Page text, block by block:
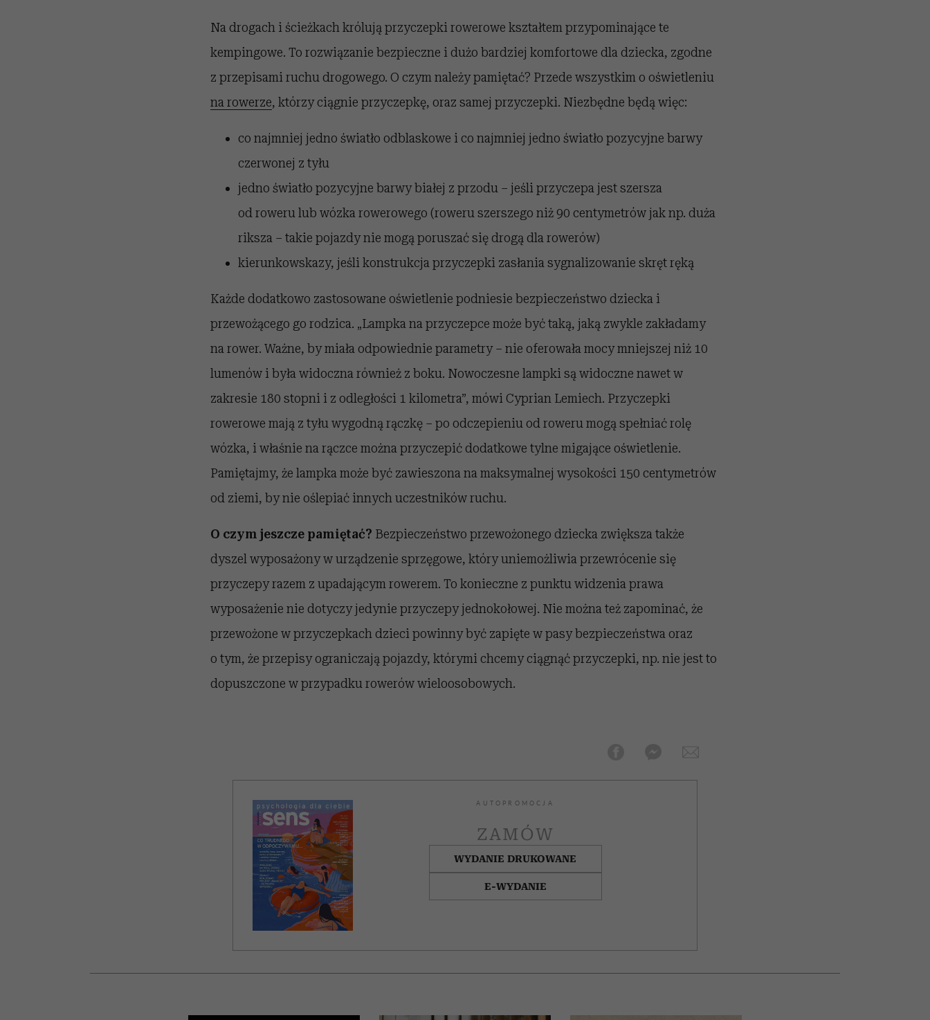
Na drogach i ścieżkach królują przyczepki rowerowe kształtem przypominające te
kempingowe. To rozwiązanie bezpieczne i dużo bardziej komfortowe dla dziecka, zgodne
z przepisami ruchu drogowego. O czym należy pamiętać? Przede wszystkim o oświetleniu
na rowerze, którzy ciągnie przyczepkę, oraz samej przyczepki. Niezbędne będą więc:
co najmniej jedno światło odblaskowe i co najmniej jedno światło pozycyjne barwy
czerwonej z tyłu
jedno światło pozycyjne barwy białej z przodu – jeśli przyczepa jest szersza
od roweru lub wózka rowerowego (roweru szerszego niż 90 centymetrów jak np. duża
riksza – takie pojazdy nie mogą poruszać się drogą dla rowerów)
kierunkowskazy, jeśli konstrukcja przyczepki zasłania sygnalizowanie skręt ręką
Każde dodatkowo zastosowane oświetlenie podniesie bezpieczeństwo dziecka i
przewożącego go rodzica. „Lampka na przyczepce może być taką, jaką zwykle zakładamy
na rower. Ważne, by miała odpowiednie parametry – nie oferowała mocy mniejszej niż 10
lumenów i była widoczna również z boku. Nowoczesne lampki są widoczne nawet w
zakresie 180 stopni i z odległości 1 kilometra”, mówi Cyprian Lemiech. Przyczepki
rowerowe mają z tyłu wygodną rączkę – po odczepieniu od roweru mogą spełniać rolę
wózka, i właśnie na rączce można przyczepić dodatkowe tylne migające oświetlenie.
Pamiętajmy, że lampka może być zawieszona na maksymalnej wysokości 150 centymetrów
od ziemi, by nie oślepiać innych uczestników ruchu.
O czym jeszcze pamiętać? Bezpieczeństwo przewożonego dziecka zwiększa także
dyszel wyposażony w urządzenie sprzęgowe, który uniemożliwia przewrócenie się
przyczepy razem z upadającym rowerem. To konieczne z punktu widzenia prawa
wyposażenie nie dotyczy jedynie przyczepy jednokołowej. Nie można też zapominać, że
przewożone w przyczepkach dzieci powinny być zapięte w pasy bezpieczeństwa oraz
o tym, że przepisy ograniczają pojazdy, którymi chcemy ciągnąć przyczepki, np. nie jest to
dopuszczone w przypadku rowerów wieloosobowych.
AUTOPROMOCJA
ZAMÓW
WYDANIE DRUKOWANE
E-WYDANIE